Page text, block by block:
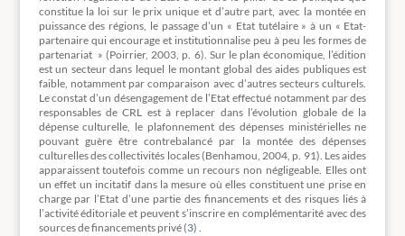
constitue la loi sur le prix unique et d’autre part, avec la montée en
puissance des régions, le passage d’un « Etat tutélaire » à un « Etat-
partenaire qui encourage et institutionnalise peu à peu les formes de
partenariat » (Poirrier, 2003, p. 6). Sur le plan économique, l’édition
est un secteur dans lequel le montant global des aides publiques est
faible, notamment par comparaison avec d’autres secteurs culturels.
Le constat d’un désengagement de l’Etat effectué notamment par des
responsables de CRL est à replacer dans l’évolution globale de la
dépense culturelle, le plafonnement des dépenses ministérielles ne
pouvant guère être contrebalancé par la montée des dépenses
culturelles des collectivités locales (Benhamou, 2004, p. 91). Les aides
apparaissent toutefois comme un recours non négligeable. Elles ont
un effet un incitatif dans la mesure où elles constituent une prise en
charge par l’Etat d’une partie des financements et des risques liés à
l’activité éditoriale et peuvent s’inscrire en complémentarité avec des
sources de financements privé (3) .